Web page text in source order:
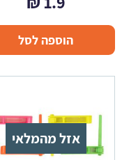
הוספה לסל
אזל מהמלאי